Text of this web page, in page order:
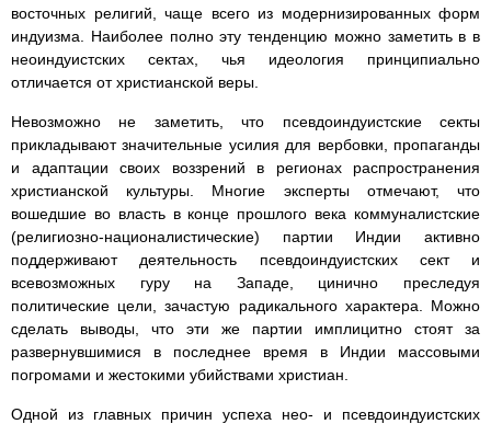
восточных религий, чаще всего из модернизированных форм
индуизма. Наиболее полно эту тенденцию можно заметить в в
неоиндуистских сектах, чья идеология принципиально
отличается от христианской веры.
Невозможно не заметить, что псевдоиндуистские секты
прикладывают значительные усилия для вербовки, пропаганды
и адаптации своих воззрений в регионах распространения
христианской культуры. Многие эксперты отмечают, что
вошедшие во власть в конце прошлого века коммуналистские
(религиозно-националистические) партии Индии активно
поддерживают деятельность псевдоиндуистских сект и
всевозможных гуру на Западе, цинично преследуя
политические цели, зачастую радикального характера. Можно
сделать выводы, что эти же партии имплицитно стоят за
развернувшимися в последнее время в Индии массовыми
погромами и жестокими убийствами христиан.
Одной из главных причин успеха нео- и псевдоиндуистских